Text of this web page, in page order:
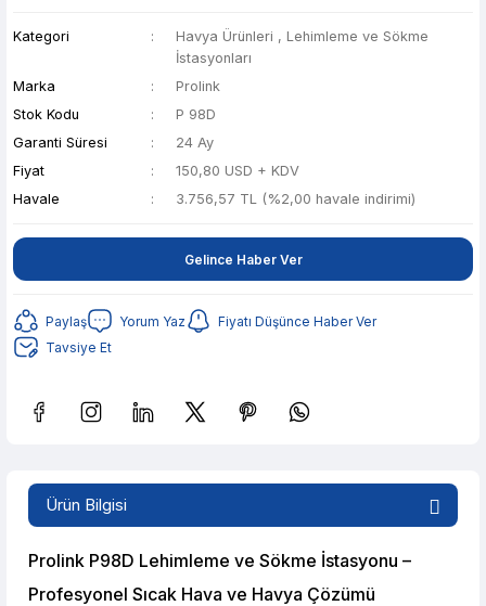
Kategori Havya Ürünleri , Lehimleme ve Sökme
İstasyonları
Marka
Prolink
Stok Kodu
P 98D
Garanti Süresi
24 Ay
Fiyat
150,80 USD + KDV
Havale
3.756,57 TL (%2,00 havale indirimi)
Gelince Haber Ver
Paylaş Yorum Yaz
Fiyatı Düşünce Haber Ver
Tavsiye Et
Ürün Bilgisi
Prolink P98D Lehimleme ve Sökme İstasyonu –
Profesyonel Sıcak Hava ve Havya Çözümü